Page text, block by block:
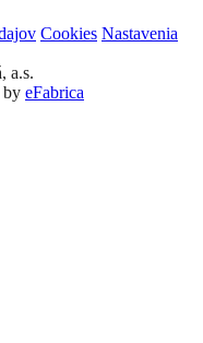
Cookies Nastavenia
a.s.
by eFabrica